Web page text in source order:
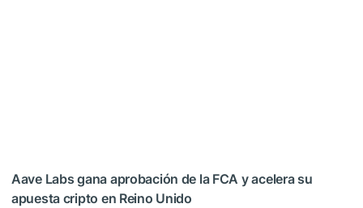
Aave Labs gana aprobación de la FCA y acelera su
apuesta cripto en Reino Unido